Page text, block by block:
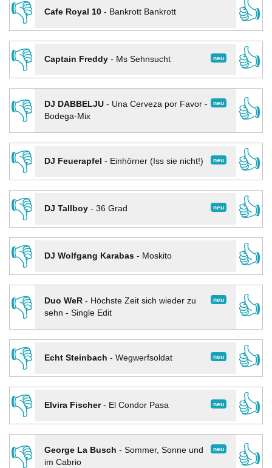
👎
Cafe Royal 10- Bankrott Bankrott
👍
👎
neu
Captain Freddy- Ms Sehnsucht
👍
👎
neu
DJ DABBELJU- Una Cerveza por Favor -
Bodega-Mix
👍
👎
neu
DJ Feuerapfel - Einhörner (Iss sie nicht!)
👍
👎
neu
DJ Tallboy- 36 Grad
👍
👎
DJ Wolfgang Karabas- Moskito
👍
👎
neu
Duo WeR- Höchste Zeit sich wieder zu
sehn - Single Edit
👍
👎
neu
Echt Steinbach - Wegwerfsoldat
👍
👎
neu
Elvira Fischer- El Condor Pasa
👍
👎
neu
George La Busch - Sommer, Sonne und
im Cabrio
👍